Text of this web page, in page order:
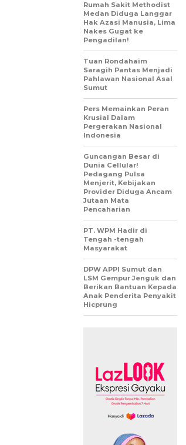
Rumah Sakit Methodist
Medan Diduga Langgar
Hak Azasi Manusia, Lima
Nakes Gugat ke
Pengadilan!
Tuan Rondahaim
Saragih Pantas Menjadi
Pahlawan Nasional Asal
Sumut
Pers Memainkan Peran
Krusial Dalam
Pergerakan Nasional
Indonesia
Guncangan Besar di
Dunia Cellular!
Pedagang Pulsa
Menjerit, Kebijakan
Provider Diduga Ancam
Jutaan Mata
Pencaharian
PT. WPM Hadir di
Tengah -tengah
Masyarakat
DPW APPI Sumut dan
LSM Gempur Jenguk dan
Berikan Bantuan Kepada
Anak Penderita Penyakit
Hicprung